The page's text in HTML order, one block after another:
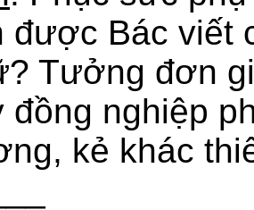
được Bác viết
Tưởng đơn
đồng nghiệp
kẻ khác